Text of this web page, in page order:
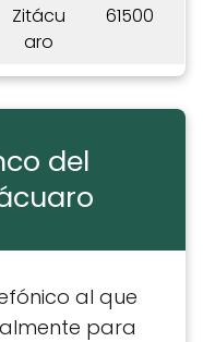
Zitácu
aro
61500
del
al que
para